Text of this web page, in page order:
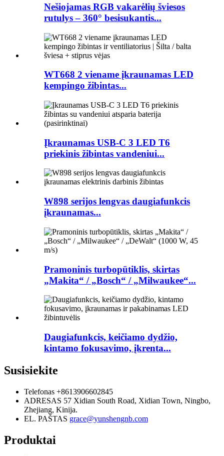
Nešiojamas RGB vakarėlių šviesos
rutulys – 360° besisukantis...
WT668 2 viename įkraunamas LED
kempingo žibintas...
Įkraunamas USB-C 3 LED T6
priekinis žibintas vandeniui...
W898 serijos lengvas daugiafunkcis
įkraunamas...
Pramoninis turbopūtiklis, skirtas
„Makita“ / „Bosch“ / „Milwaukee“...
Daugiafunkcis, keičiamo dydžio,
kintamo fokusavimo, įkrenta...
Susisiekite
Telefonas +8613906602845
ADRESAS 57 Xidian South Road, Xidian Town, Ningbo,
Zhejiang, Kinija.
EL. PAŠTAS grace@yunshengnb.com
Produktai